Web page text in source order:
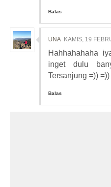
Balas
UNA KAMIS, 19
Hahhahahaha
inget dulu
Tersanjung =)) =))
Balas